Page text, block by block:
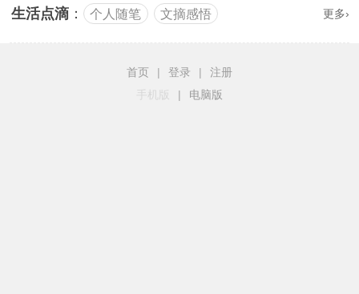
生活点滴 ： 个人随笔 文摘感悟 更多›
首页 | 登录 |
注册
手机版
| 电脑版